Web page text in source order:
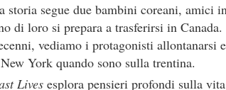
storia segue due bambini coreani, amici
di loro si prepara a trasferirsi in
vediamo i protagonisti allontanarsi
York quando sono sulla trentina.
Lives esplora pensieri profondi sulla